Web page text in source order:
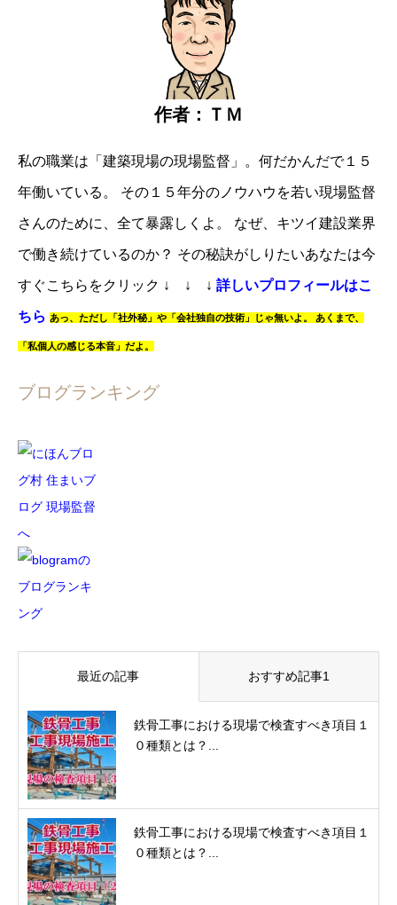
作者：ＴＭ
私の職業は「建築現場の現場監督」。 何だかんだで１５
年働いている。 その１５年分のノウハウを若い現場監督
さんのために、全て暴露しくよ。 なぜ、キツイ建設業界
で働き続けているのか？ その秘訣がしりたいあなたは今
すぐこちらをクリック ↓ ↓ ↓ 詳しいプロフィールはこ
ちら あっ、 ただし「社外秘」や「会社独自の技術」じゃ無いよ。 あくまで、
「私個人の感じる本音」だよ。
ブログランキング
最近の記事 おすすめ記事1
鉄骨工事における現場で検査すべき項目１
０種類とは？...
鉄骨工事における現場で検査すべき項目１
０種類とは？...